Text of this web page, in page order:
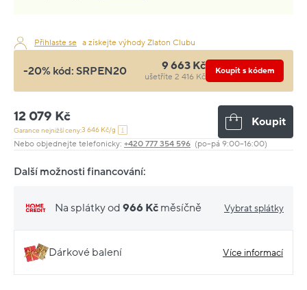
Přihlaste se a získejte výhody Zlaton Clubu
-20% kód: SRPEN20 9 663 Kč
ušetříte 2 416 Kč
Koupit s kódem
12 079 Kč
Garance nejnižší ceny:3 646 Kč/g
Koupit
Nebo objednejte telefonicky: +420 777 354 596 (po–pá 9:00–16:00)
Další možnosti financování:
Na splátky od 966 Kč měsíčně Vybrat splátky
Dárkové balení Více informací